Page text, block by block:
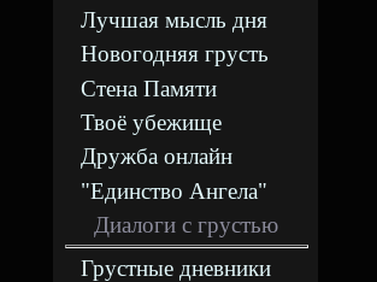
Лучшая мысль дня
Новогодняя грусть
Стена Памяти
Твоё убежище
Дружба онлайн
"Единство Ангела"
Диалоги с грустью
Грустные дневники